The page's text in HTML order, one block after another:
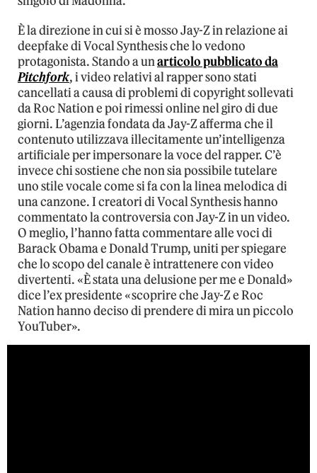
È la direzione in cui si è mosso Jay-Z in relazione ai
deepfake di Vocal Synthesis che lo vedono
protagonista. Stando a unarticolo pubblicato da
Pitchfork, i video relativi al rapper sono stati
cancellati a causa di problemi di copyright sollevati
da Roc Nation e poi rimessi online nel giro di due
giorni. L’agenzia fondata da Jay-Z afferma che il
contenuto utilizzava illecitamente un’intelligenza
artificiale per impersonare la voce del rapper. C’è
invece chi sostiene che non sia possibile tutelare
uno stile vocale come si fa con la linea melodica di
una canzone. I creatori di Vocal Synthesis hanno
commentato la controversia con Jay-Z in un video.
O meglio, l’hanno fatta commentare alle voci di
Barack Obama e Donald Trump, uniti per spiegare
che lo scopo del canale è intrattenere con video
divertenti. «È stata una delusione per me e Donald»
dice l’ex presidente «scoprire che Jay-Z e Roc
Nation hanno deciso di prendere di mira un piccolo
YouTuber».